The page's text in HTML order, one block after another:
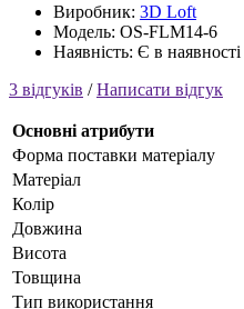
Виробник: 3D Loft
Модель: OS-FLM14-6
Наявність: Є в наявності
3 відгуків /Написати відгук
Основні атрибути
Форма поставки матеріалу
Матеріал
Колір
Довжина
Висота
Товщина
Тип використання